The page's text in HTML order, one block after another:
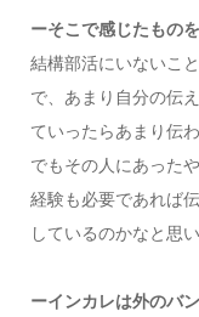
ーそこで感じたもの
結構部活にいないこ
で、あまり自分の伝
ていったらあまり伝
でもその人にあった
経験も必要であれば
しているのかなと思い
ーインカレは外のバ